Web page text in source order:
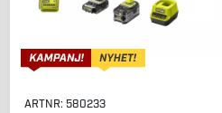
ARTNR: 580233